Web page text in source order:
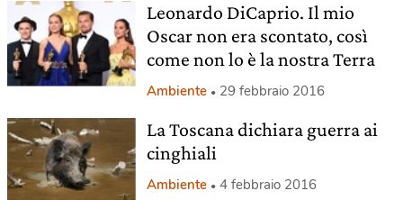
Leonardo DiCaprio. Il mio
Oscar non era scontato, così
come non lo è la nostra Terra
Ambiente 29 febbraio 2016
La Toscana dichiara guerra ai
cinghiali
Ambiente 4 febbraio 2016